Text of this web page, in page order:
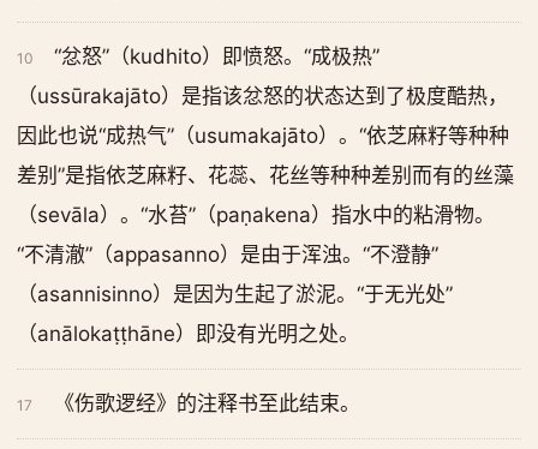
10
“忿怒”（kudhito）即愤怒。“成极热”
（ussūrakajāto）是指该忿怒的状态达到了极度酷热，
因此也说“成热气”（usumakajāto）。“依芝麻籽等种种
差别”是指依芝麻籽、花蕊、花丝等种种差别而有的丝藻
（sevāla）。“水苔”（paṇakena）指水中的粘滑物。
“不清澈”（appasanno）是由于浑浊。“不澄静”
（asannisinno）是因为生起了淤泥。“于无光处”
（anālokaṭṭhāne）即没有光明之处。
17 《伤歌逻经》的注释书至此结束。